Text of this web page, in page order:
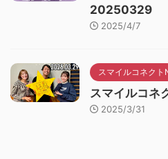
20250329
2025/4/7
スマイルコネクト
スマイルコ
2025/3/31